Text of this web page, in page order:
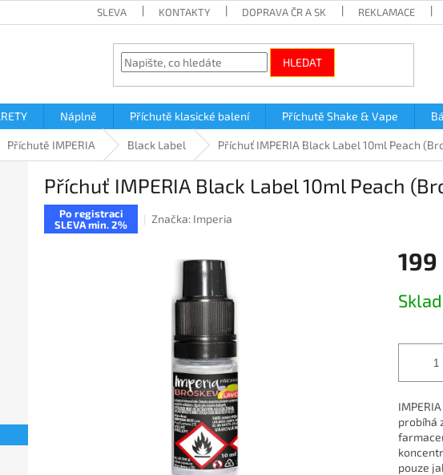
SLEVA KONTAKTY DOPRAVA ČR A SK REKLAMACE
HLEDAT
Náplně Příchutě klasické balení Příchutě Shake & Vape
Příchutě IMPERIA Black Label Příchuť IMPERIA Black Label 10ml Peach
Příchuť IMPERIA Black Label 10ml Peach
Po registraci
SLEVA min. 2%
Značka: Imperia
199
cena:
probíhá
pouze